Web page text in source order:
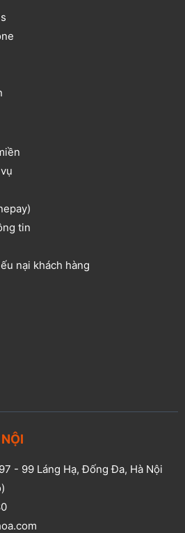
tin
nại khách hàng
- 99 Láng Hạ, Đống Đa, Hà Nội